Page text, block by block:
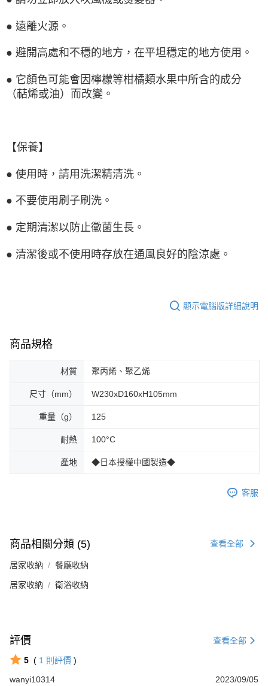
● 遠離火源。
● 避開高處和不穩的地方，在平坦穩定的地方使用。
● 它顏色可能會因檸檬等柑橘類水果中所含的成分
（萜烯或油）而改變。
【保養】
● 使用時，請用洗潔精清洗。
● 不要使用刷子刷洗。
● 定期清潔以防止黴菌生長。
● 清潔後或不使用時存放在通風良好的陰涼處。
顯示電腦版詳細說明
商品規格
材質 聚丙烯、聚乙烯
尺寸（mm） W230xD160xH105mm
重量（g） 125
耐熱 100°C
產地 ◆日本授權中國製造◆
客服
商品相關分類 (5) 查看全部
居家收納 餐廳收納
居家收納 衛浴收納
評價 查看全部
5 ( 1 則評價 )
wanyi10314
2023/09/05